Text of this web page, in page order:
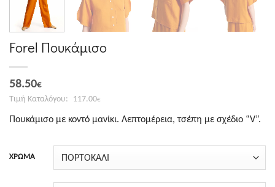
Forel Πουκάμισο
117.00€
Original
price
was:
117.00€.
58.50€
Η
τρέχουσα
τιμή
είναι:
Πουκάμισο με κοντό μανίκι. Λεπτομέρεια, τσέπη με σχέδιο “V”.
ΧΡΩΜΑ